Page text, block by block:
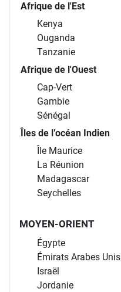
Afrique de l'Est
Kenya
Ouganda
Tanzanie
Afrique de l'Ouest
Cap-Vert
Gambie
Sénégal
Îles de l’océan Indien
Île Maurice
La Réunion
Madagascar
Seychelles
MOYEN-ORIENT
Égypte
Émirats Arabes Unis
Israël
Jordanie